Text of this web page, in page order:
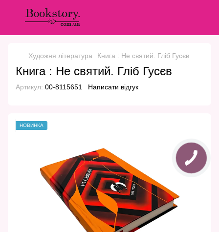
Художня література Книга : Не святий. Гліб Гусєв
Книга : Не святий. Гліб Гусєв
Артикул: 00-8115651 Написати відгук
НОВИНКА